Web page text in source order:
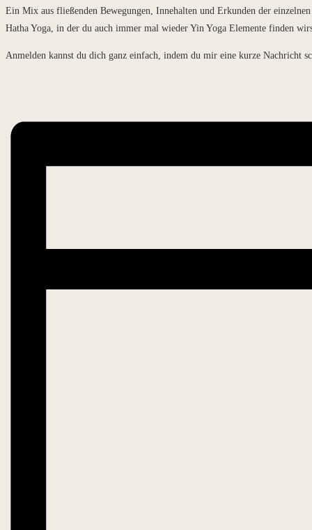
Ein Mix aus fließenden Bewegungen, Innehalten und Erkunden der
Hatha Yoga, in der du auch immer mal wieder Yin Yoga Elemente finden
Anmelden kannst du dich ganz einfach, indem du mir eine kurze Nachricht